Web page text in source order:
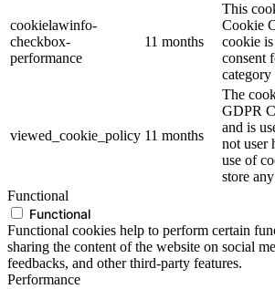
cookielawinfo-
checkbox-
performance
11 months
This
Cookie
cookie is
consent
viewed_cookie_policy 11 months
The
GDPR
and is
not user
use of
store
Functional
Functional
Functional cookies help to perform certain
sharing the content of the website on social
feedbacks, and other third-party features.
Performance